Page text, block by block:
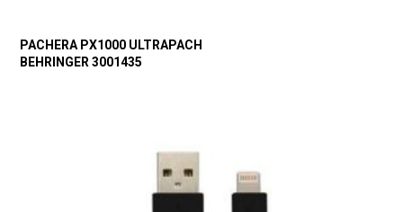
PACHERA PX1000 ULTRAPACH
BEHRINGER 3001435